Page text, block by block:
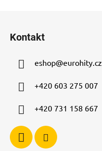
Kontakt
eshop@eurohity.cz
+420 603 275 007
+420 731 158 667